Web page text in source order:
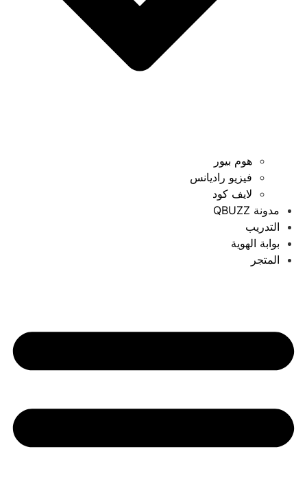
هوم بيور
فيزيو راديانس
لايف كود
مدونة QBUZZ
التدريب
بوابة الهوية
المتجر